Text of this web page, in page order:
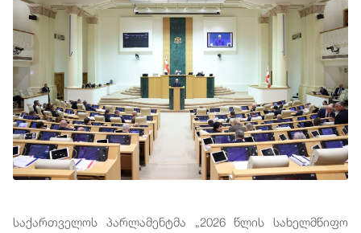
საქართველოს პარლამენტმა „2026 წლის სახელმწიფო